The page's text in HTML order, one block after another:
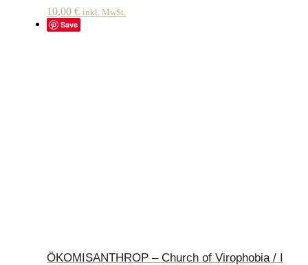
10,00 € inkl. MwSt.
Save
ÖKOMISANTHROP – Church of Virophobia / I